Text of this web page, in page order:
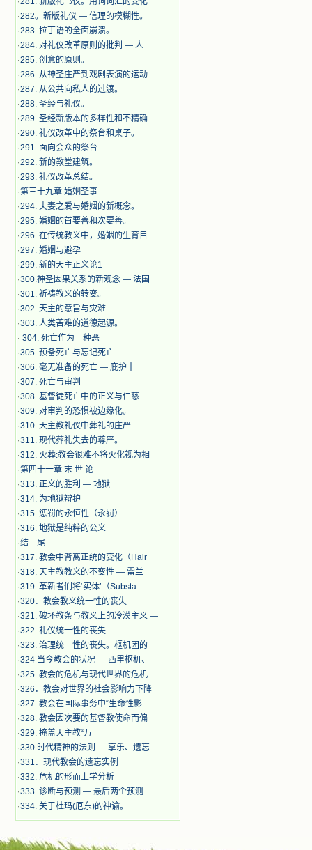
·282。新版礼仪 — 信理的模糊性。
·283. 拉丁语的全面崩溃。
·284. 对礼仪改革原则的批判 — 人
·285. 创意的原则。
·286. 从神圣庄严到戏剧表演的运动
·287. 从公共向私人的过渡。
·288. 圣经与礼仪。
·289. 圣经新版本的多样性和不精确
·290. 礼仪改革中的祭台和桌子。
·291. 面向会众的祭台
·292. 新的教堂建筑。
·293. 礼仪改革总结。
·第三十九章 婚姻圣事
·294. 夫妻之爱与婚姻的新概念。
·295. 婚姻的首要善和次要善。
·296. 在传统教义中，婚姻的生育目
·297. 婚姻与避孕
·299. 新的天主正义论1
·300.神圣因果关系的新观念 — 法国
·301. 祈祷教义的转变。
·302. 天主的意旨与灾难
·303. 人类苦难的道德起源。
· 304. 死亡作为一种恶
·305. 预备死亡与忘记死亡
·306. 毫无准备的死亡 — 庇护十一
·307. 死亡与审判
·308. 基督徒死亡中的正义与仁慈
·309. 对审判的恐惧被边缘化。
·310. 天主教礼仪中葬礼的庄严
·311. 现代葬礼失去的尊严。
·312. 火葬:教会很难不将火化视为相
·第四十一章 末 世 论
·313. 正义的胜利 — 地狱
·314. 为地狱辩护
·315. 惩罚的永恒性（永罚）
·316. 地狱是纯粹的公义
·结 尾
·317. 教会中背离正统的变化（Hair
·318. 天主教教义的不变性 — 雷兰
·319. 革新者们将‘实体’（Substa
·320．教会教义统一性的丧失
·321. 破坏教条与教义上的冷漠主义 —
·322. 礼仪统一性的丧失
·323. 治理统一性的丧失。枢机团的
·324 当今教会的状况 — 西里枢机、
·325. 教会的危机与现代世界的危机
·326．教会对世界的社会影响力下降
·327. 教会在国际事务中“生命性影
·328. 教会因次要的基督教使命而偏
·329. 掩盖天主教“万
·330.时代精神的法则 — 享乐、遗忘
·331．现代教会的遗忘实例
·332. 危机的形而上学分析
·333. 诊断与预测 — 最后两个预测
·334. 关于杜玛(厄东)的神谕。